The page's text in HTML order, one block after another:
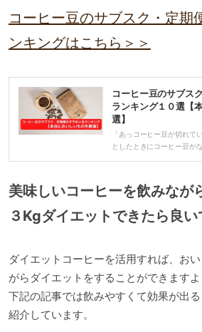
コーヒー豆のサブスク・定期
ンキングはこちら＞＞
コーヒー豆のサブス
ランキング１０選【
選】
「あっコーヒー豆が切れて
としたときにコーヒー豆が
美味しいコーヒーを飲みなが
３Kgダイエットできたら良い
ダイエットコーヒーを活用すれば、お
がらダイエットをすることができますよ
下記の記事では飲みやすくて効果が出
紹介しています。